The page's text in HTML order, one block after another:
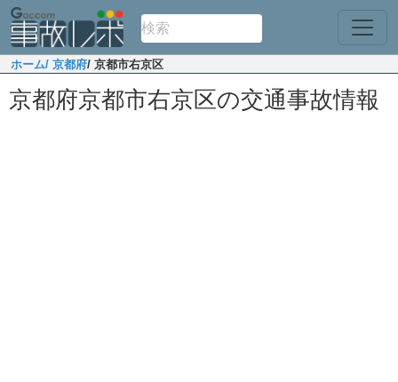
ホーム/ 京都府/ 京都市右京区
京都府京都市右京区の交通事故情報